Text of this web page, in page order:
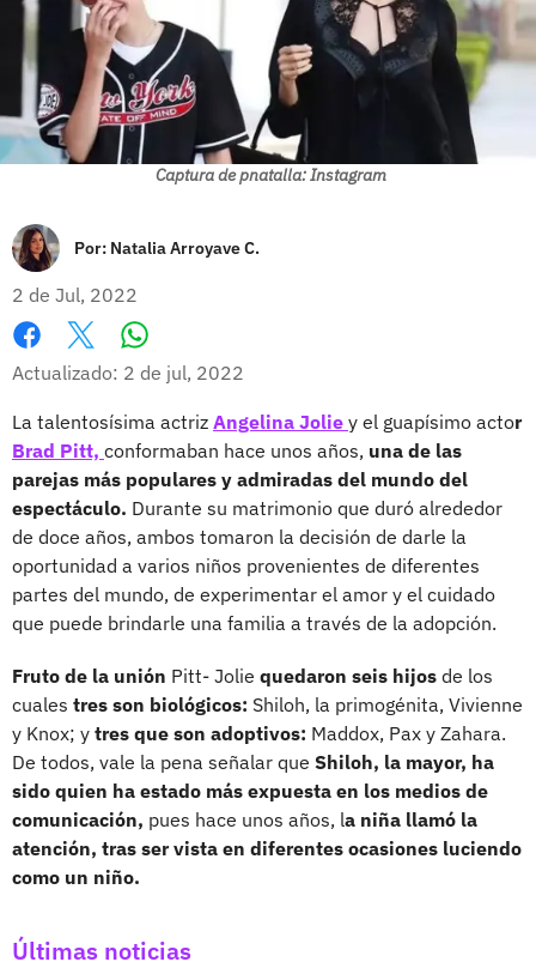
Captura de pnatalla: Instagram
Por: Natalia Arroyave C.
2 de Jul, 2022
Facebook
X
Actualizado: 2 de jul, 2022
La talentosísima actriz Angelina Jolie y el guapísimo actor
Brad Pitt, conformaban hace unos años, una de las
parejas más populares y admiradas del mundo del
espectáculo. Durante su matrimonio que duró alrededor
de doce años, ambos tomaron la decisión de darle la
oportunidad a varios niños provenientes de diferentes
partes del mundo, de experimentar el amor y el cuidado
que puede brindarle una familia a través de la adopción.
Fruto de la unión Pitt- Jolie quedaron seis hijos de los
cuales tres son biológicos: Shiloh, la primogénita, Vivienne
y Knox; y tres que son adoptivos: Maddox, Pax y Zahara.
De todos, vale la pena señalar que Shiloh, la mayor, ha
sido quien ha estado más expuesta en los medios de
comunicación, pues hace unos años, la niña llamó la
atención, tras ser vista en diferentes ocasiones luciendo
como un niño.
Últimas noticias